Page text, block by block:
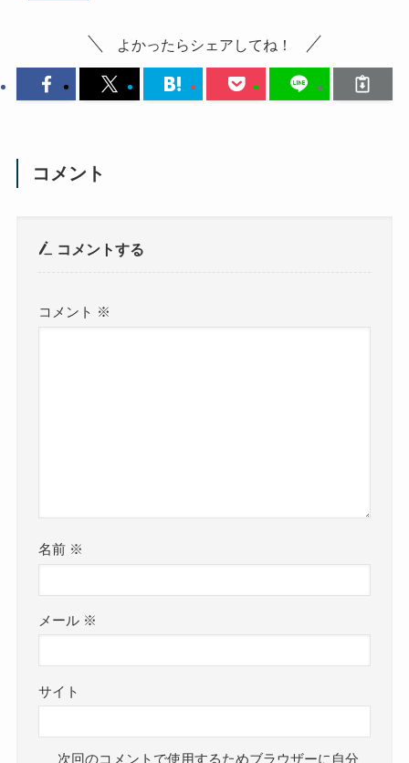
よかったらシェアしてね！
コメント
コメントする
コメント ※
名前 ※
メール ※
サイト
次回のコメントで使用するためブラウザーに自分